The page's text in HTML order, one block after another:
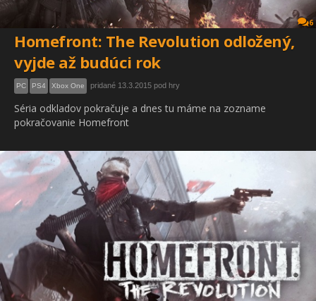
6
Homefront: The Revolution odložený,
vyjde až budúci rok
PC PS4 Xbox One pridané 13.3.2015 pod hry
Séria odkladov pokračuje a dnes tu máme na zozname
pokračovanie Homefront